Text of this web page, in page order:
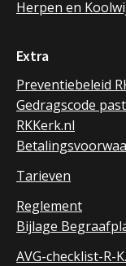
Herpen en
Extra
Preventiebeleid
Gedragscode
RKKerk.nl
Tarieven
Reglement
Bijlage
AVG-checklist-R-